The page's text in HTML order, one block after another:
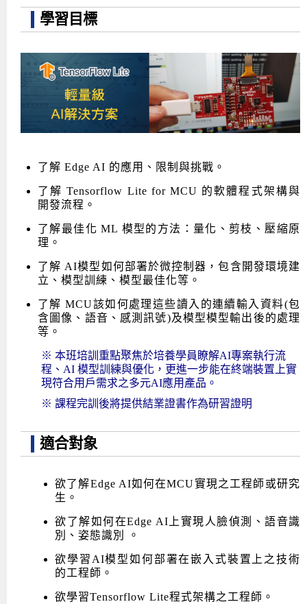
學習目標
了解 Edge AI 的應用、限制與挑戰。
了解 Tensorflow Lite for MCU 的軟體程式架構與
開發流程。
了解最佳化 ML 模型的方法：量化、剪枝、壓縮原
理。
了解 AI模型如何部署於微控制器，包含開發環境建
立、模型訓練、模型最佳化等。
了解 MCU該如何處理這些讀入的連續輸入資料(包
含圖像、語音、感測訊號)及模型模型輸出後的處理
等。
※ 本班培訓重點聚焦於培養學員瞭解AI專案執行流
程、AI 模型訓練與優化，更進一步能在終端裝置上實
現符合用戶需求之多元AI應用產品。
※ 課程完訓後將提供結業證書作為研習證明
適合對象
欲了解Edge AI如何在MCU實現之工程師或研究
生。
欲了解如何在Edge AI上實現人臉偵測、語音識
別、姿態識別 。
欲學習AI模型如何部署在嵌入式裝置上之技術
的工程師。
欲學習Tensorflow Lite程式架構之工程師。